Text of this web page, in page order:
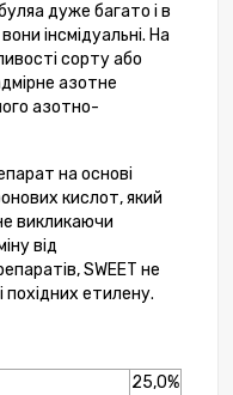
дуже багато і в
інсмідуальні. На
сорту або
азотне
азотно-
на основі
кислот, який
викликаючи
від
SWEET не
похідних етилену.
25,0%